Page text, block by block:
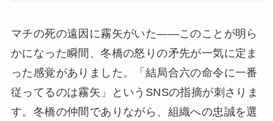
マチの死の遠因に霧矢がいた——このことが明ら
かになった瞬間、冬橋の怒りの矛先が一気に定ま
った感覚がありました。「結局合六の命令に一番
従ってるのは霧矢」というSNSの指摘が刺さりま
す。冬橋の仲間でありながら、組織への忠誠を選